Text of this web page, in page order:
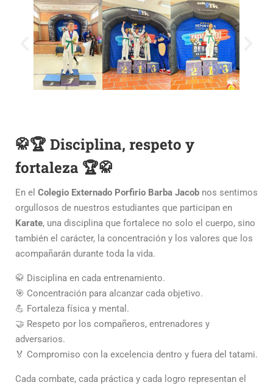
🥋🏆 Disciplina, respeto y
fortaleza 🏆🥋
En el Colegio Externado Porfirio Barba Jacob nos sentimos
orgullosos de nuestros estudiantes que participan en
Karate, una disciplina que fortalece no solo el cuerpo, sino
también el carácter, la concentración y los valores que los
acompañarán durante toda la vida.
🥋 Disciplina en cada entrenamiento.
🎯 Concentración para alcanzar cada objetivo.
💪 Fortaleza física y mental.
🤝 Respeto por los compañeros, entrenadores y
adversarios.
🏅 Compromiso con la excelencia dentro y fuera del tatami.
Cada combate, cada práctica y cada logro representan el